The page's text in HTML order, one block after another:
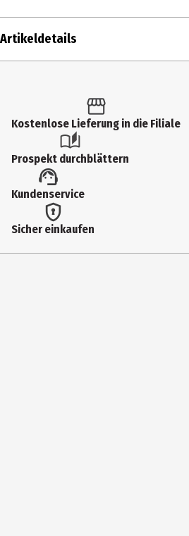
Artikeldetails
Produkttyp
Sicherung & Verschlüsse
Hersteller
EURET3000 GmbH
Herstelleradresse
Kostenlose Lieferung in die Filiale
Prospekt durchblättern
Kundenservice
Sicher einkaufen